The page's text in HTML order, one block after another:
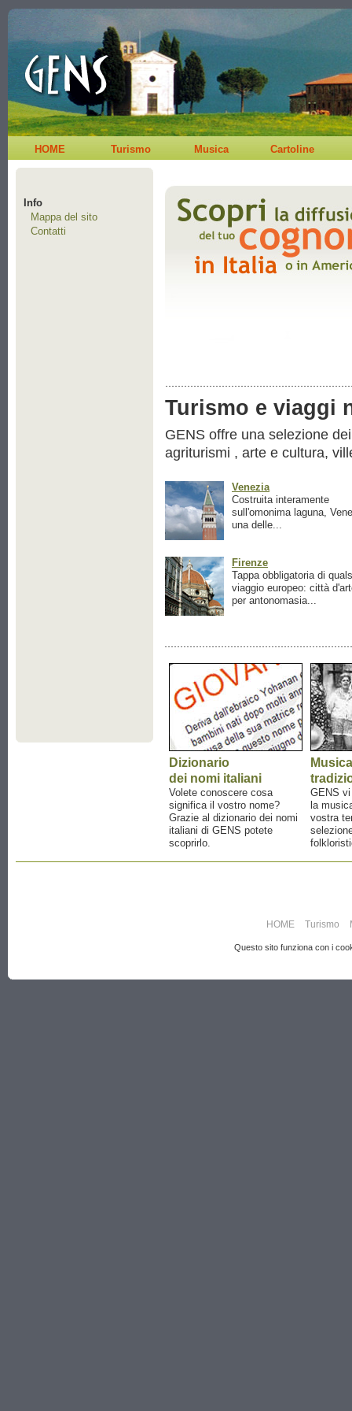
HOME Turismo Musica Cartoline
Info
Mappa del sito
Contatti
Turismo e viaggi
GENS offre una selezione
agriturismi , arte e cultura,
Venezia
Costruita interamente
sull'omonima laguna,
una delle...
Firenze
Tappa obbligatoria di
viaggio europeo: città
per antonomasia...
Dizionario
dei nomi italiani
Volete conoscere cosa
significa il vostro nome?
Grazie al dizionario dei nomi
italiani di GENS potete
scoprirlo.
Musica
GENS
la
vostra
HOME Turismo
Questo sito funziona con i